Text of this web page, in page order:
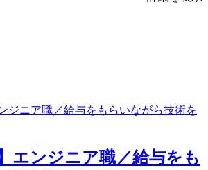
エンジニア職／給与をも